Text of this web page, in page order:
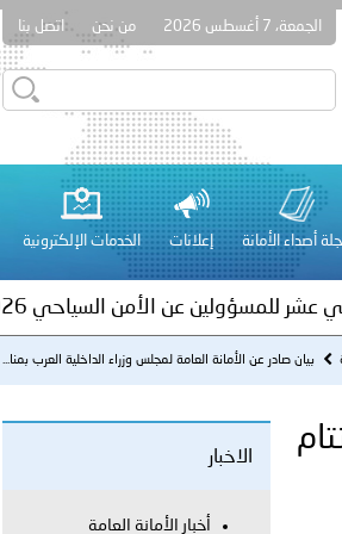
الجمعة، 7 أغسطس 2026 من نحن اتصل بنا
أصداء الأمانة إعلانات الخدمات الإلكترونية
الأميريين معالي النائب الأول لرئيس مجلس الوزراء
العام..
الأعيان المدنية في مدينة نـجران
عشر للمسؤولين عن الأمن السياحي 2026.
والكلية الدولية الجامعية للعلوم والصحة توقعان اتفاقية
بيان صادر عن الأمانة العامة لمجلس وزراء الداخلية العرب بمنا...
الاخبار
أخبار الأمانة العامة